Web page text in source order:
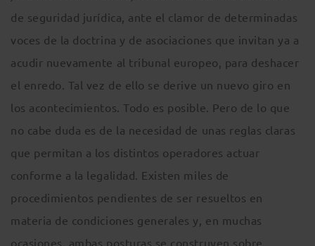
de seguridad jurídica, ante el clamor de determinadas
voces de la doctrina y de asociaciones que invitan ya a
acudir nuevamente al tribunal europeo, para deshacer
el enredo. Tal vez de ello se derive un nuevo giro en
los acontecimientos. Todo es posible. Pero de lo que
no cabe duda es de la necesidad de unas reglas claras
que permitan a los distintos operadores actuar
conforme a la legalidad. Existen miles de
procedimientos pendientes de ser resueltos en
materia de condiciones generales y, en muchas
ocasiones, ambas posturas se construyen sobre